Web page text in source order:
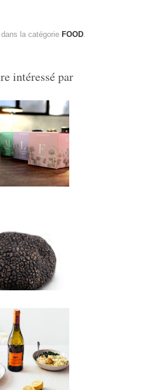
la catégorie FOOD
intéressé par